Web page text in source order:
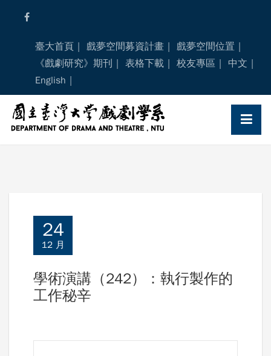
臺大首頁 戲夢空間募資計畫
戲夢空間位置
《戲劇研究》期刊
表格下載 校友專區
中文
English
24
12 月
學術演講（242）：執行製作的
工作秘辛